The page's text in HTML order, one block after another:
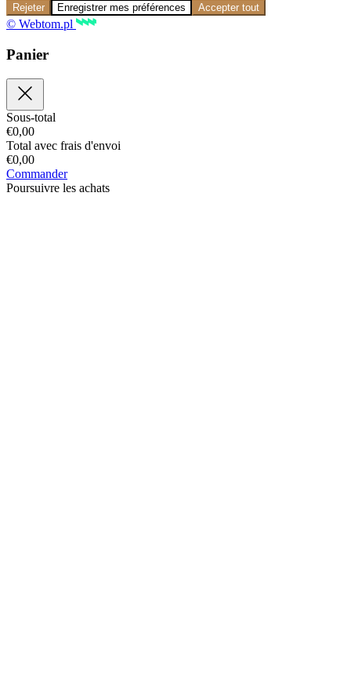
Rejeter Enregistrer mes préférences Accepter tout
© Webtom.pl
Panier
Sous-total
€0,00
Total avec frais d'envoi
€0,00
Commander
Poursuivre les achats